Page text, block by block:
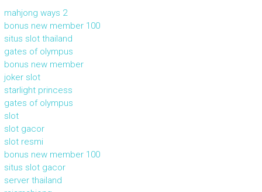
mahjong ways 2
bonus new member 100
situs slot thailand
gates of olympus
bonus new member
joker slot
starlight princess
gates of olympus
slot
slot gacor
slot resmi
bonus new member 100
situs slot gacor
server thailand